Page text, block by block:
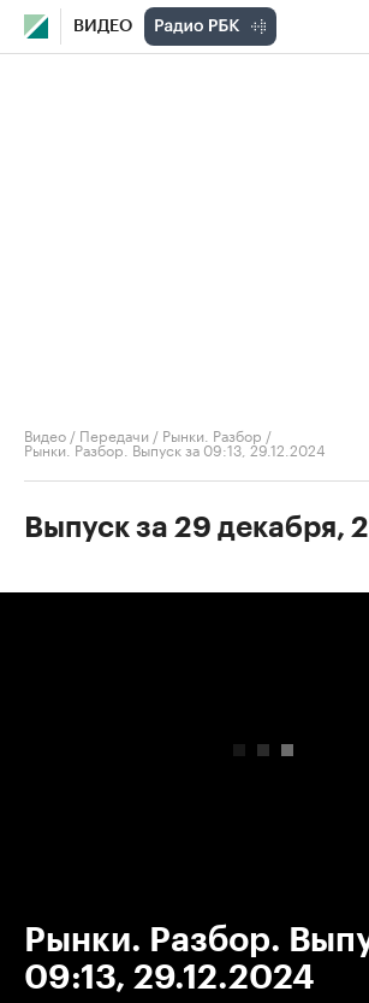
ВИДЕО
Видео / Передачи / Рынки. Разбор /
Рынки. Разбор. Выпуск за 09:13, 29.12.2024
Выпуск за 29 декабря,
Рынки. Разбор.
09:13, 29.12.2024